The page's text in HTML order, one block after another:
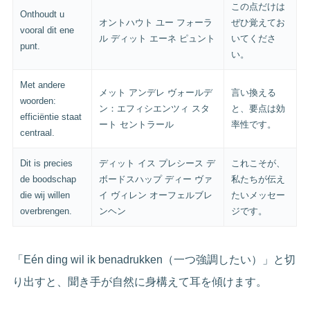
Onthoudt u
vooral dit ene
punt.
オントハウト ユー フォーラ
ル ディット エーネ ピュント
この点だけは
ぜひ覚えてお
いてくださ
い。
Met andere
woorden:
efficiëntie staat
centraal.
メット アンデレ ヴォールデ
ン：エフィシエンツィ スタ
ート セントラール
言い換える
と、要点は効
率性です。
Dit is precies
de boodschap
die wij willen
overbrengen.
ディット イス プレシース デ
ボードスハップ ディー ヴァ
イ ヴィレン オーフェルブレ
ンヘン
これこそが、
私たちが伝え
たいメッセー
ジです。
「Eén ding wil ik benadrukken（一つ強調したい）」と切
り出すと、聞き手が自然に身構えて耳を傾けます。